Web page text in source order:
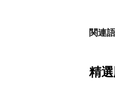
関連語
精